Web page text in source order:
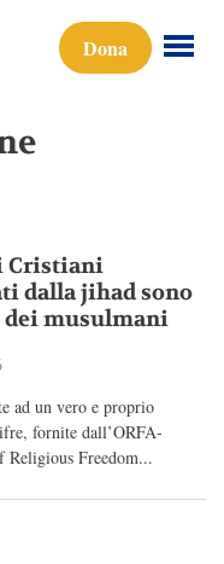
Dona
Cristiani
dalla jihad sono
musulmani
ad un vero e proprio
fornite dall’ORFA-
Religious Freedom...